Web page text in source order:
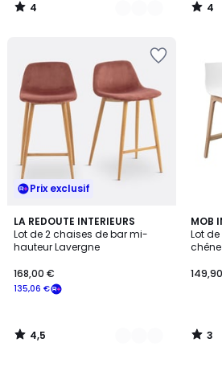
4
/
4
/
Prix exclusif
LA REDOUTE INTERIEURS
Lot de 2 chaises de bar mi-
hauteur Lavergne
135,06 €
168,00 €
4,5
/ 5
3
Couleurs
4,5
/
MOB
Lot
3
/
5
2
3
/